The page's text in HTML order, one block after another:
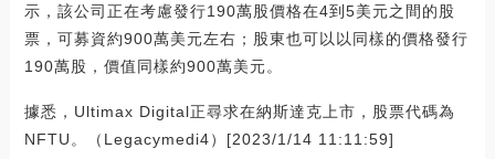
示，該公司正在考慮發行190萬股價格在4到5美元之間的股
票，可募資約900萬美元左右；股東也可以以同樣的價格發行
190萬股，價值同樣約900萬美元。
據悉，Ultimax Digital正尋求在納斯達克上市，股票代碼為
NFTU。（Legacymedi4）[2023/1/14 11:11:59]